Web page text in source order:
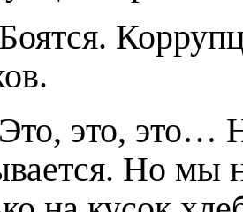
это, это…
Но мы